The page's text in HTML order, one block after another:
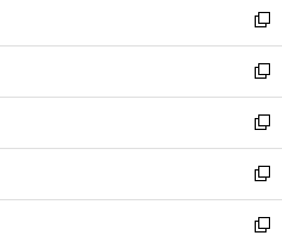
く
で
開
く
ド
ウ
で
開
く
ィ
ン
ド
ウ
で
開
く
い
ウ
ィ
ン
ド
ウ
で
開
く
新
し
い
ウ
ィ
ン
ド
ウ
で
新
し
い
ウ
ィ
ン
ド
新
し
い
ウ
ィ
新
し
い
新